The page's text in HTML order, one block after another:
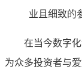
业且细致的
在当今数字
为众多投资者与